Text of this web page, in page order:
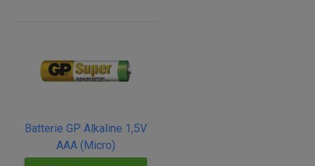
Batterie GP Alkaline 1,5V
AAA (Micro)